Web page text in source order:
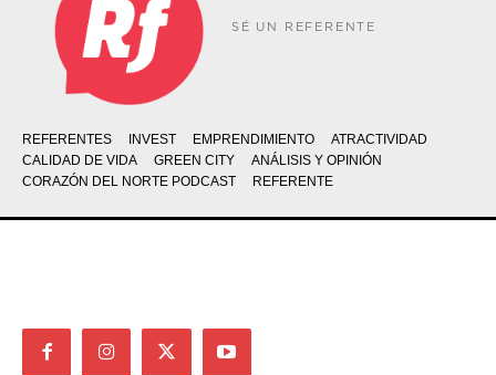
SÉ UN REFERENTE
REFERENTES INVEST EMPRENDIMIENTO
ATRACTIVIDAD
CALIDAD DE VIDA
GREEN CITY
ANÁLISIS Y OPINIÓN
CORAZÓN DEL NORTE PODCAST
REFERENTE